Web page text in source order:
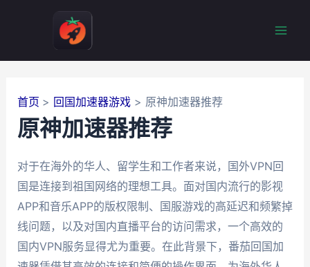
首页 回国加速器游戏 原神加速器推荐
原神加速器推荐
对于在海外的华人、留学生和工作者来说，国外VPN回
国是连接到祖国网络的理想工具。面对国内流行的影视
APP和音乐APP的版权限制、国服游戏的高延迟和频繁掉
线问题，以及对国内直播平台的访问需求，一个高效的
国内VPN服务显得尤为重要。在此背景下，番茄回国加